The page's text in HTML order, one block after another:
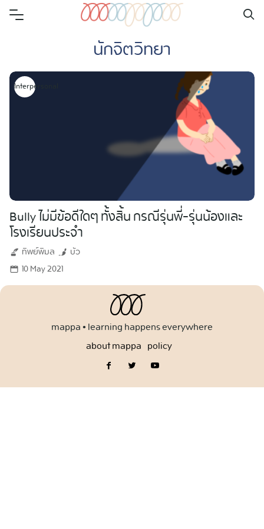
Skip
for:
นักจิตวิทยา
Interpersonal
Bully ไม่มีข้อดีใดๆ ทั้งสิ้น กรณีรุ่นพี่-รุ่นน้องและ
โรงเรียนประจำ
ทิพย์พิมล
บัว
10 May 2021
mappa • learning happens everywhere
about mappa policy